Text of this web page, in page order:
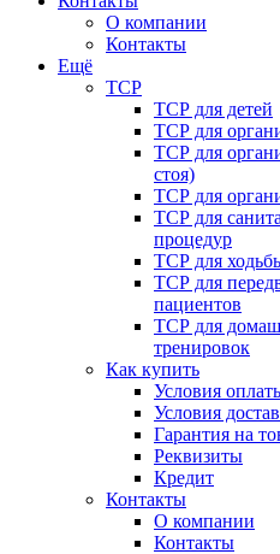
О компании
Контакты
Ещё
ТСР
ТСР для детей
ТСР для
ТСР для
стоя)
ТСР для
ТСР для
процедур
ТСР для
ТСР для
пациентов
ТСР для
тренировок
Как купить
Условия
Условия
Гарантия на
Реквизиты
Кредит
Контакты
О компании
Контакты